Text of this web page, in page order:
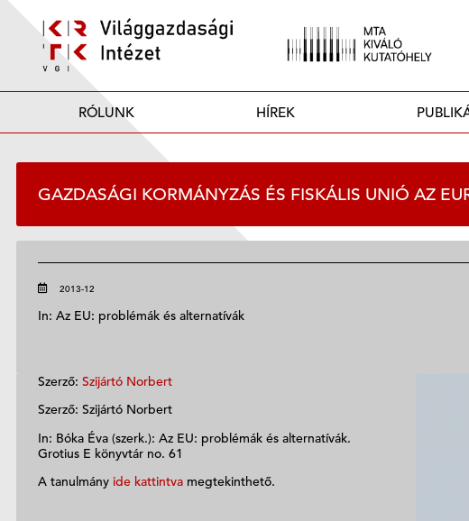
RÓLUNK HÍREK
GAZDASÁGI KORMÁNYZÁS ÉS FISKÁLIS UNIÓ AZ
2013-12
In: Az EU: problémák és alternatívák
Szerző: Szijártó Norbert
Szerző: Szijártó Norbert
In: Bóka Éva (szerk.): Az EU: problémák és alternatívák.
Grotius E könyvtár no. 61
A tanulmány ide kattintva megtekinthető.